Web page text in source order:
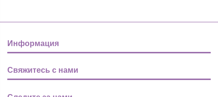
Информация
Свяжитесь с нами